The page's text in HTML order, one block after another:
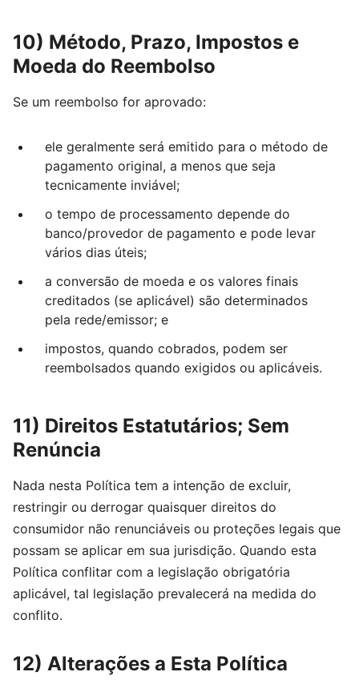
10) Método, Prazo, Impostos e
Moeda do Reembolso
Se um reembolso for aprovado:
ele geralmente será emitido para o método de
pagamento original, a menos que seja
tecnicamente inviável;
o tempo de processamento depende do
banco/provedor de pagamento e pode levar
vários dias úteis;
a conversão de moeda e os valores finais
creditados (se aplicável) são determinados
pela rede/emissor; e
impostos, quando cobrados, podem ser
reembolsados quando exigidos ou aplicáveis.
11) Direitos Estatutários; Sem
Renúncia
Nada nesta Política tem a intenção de excluir,
restringir ou derrogar quaisquer direitos do
consumidor não renunciáveis ou proteções legais que
possam se aplicar em sua jurisdição. Quando esta
Política conflitar com a legislação obrigatória
aplicável, tal legislação prevalecerá na medida do
conflito.
12) Alterações a Esta Política